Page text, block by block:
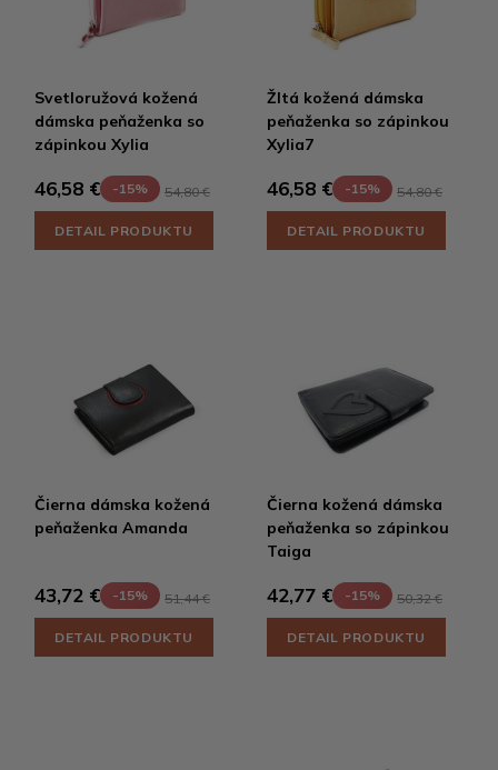
Svetloružová kožená
dámska peňaženka so
zápinkou Xylia
46,58 € -15% 54,80 €
DETAIL PRODUKTU
Žltá kožená dámska
peňaženka so zápinkou
Xylia7
46,58 € -15% 54,80 €
DETAIL PRODUKTU
Čierna dámska kožená
peňaženka Amanda
43,72 € -15% 51,44 €
DETAIL PRODUKTU
Čierna kožená dámska
peňaženka so zápinkou
Taiga
42,77 € -15% 50,32 €
DETAIL PRODUKTU